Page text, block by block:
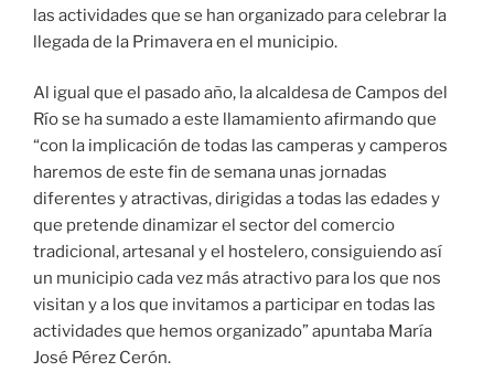
las actividades que se han organizado para celebrar la
llegada de la Primavera en el municipio.
Al igual que el pasado año, la alcaldesa de Campos del
Río se ha sumado a este llamamiento afirmando que
“con la implicación de todas las camperas y camperos
haremos de este fin de semana unas jornadas
diferentes y atractivas, dirigidas a todas las edades y
que pretende dinamizar el sector del comercio
tradicional, artesanal y el hostelero, consiguiendo así
un municipio cada vez más atractivo para los que nos
visitan y a los que invitamos a participar en todas las
actividades que hemos organizado” apuntaba María
José Pérez Cerón.